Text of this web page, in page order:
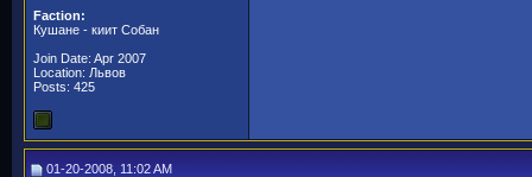
Faction:
Кушане - киит Собан
Join Date: Apr 2007
Location: Львов
Posts: 425
01-20-2008, 11:02 AM